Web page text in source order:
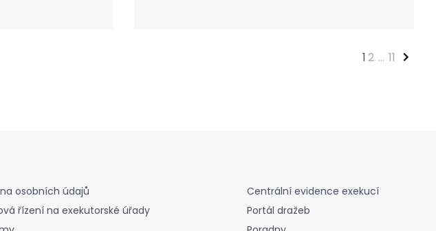
12 ... 11
osobních údajů
řízení na exekutorské úřady
Centrální evidence exekucí
Portál dražeb